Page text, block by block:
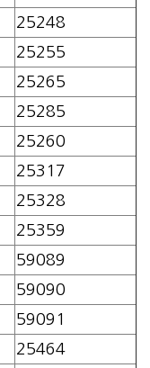
25248
25255
25265
25285
25260
25317
25328
25359
59089
59090
59091
25464